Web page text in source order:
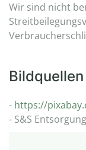
Wir sind nicht
Bildquellen
- https://
- S&S